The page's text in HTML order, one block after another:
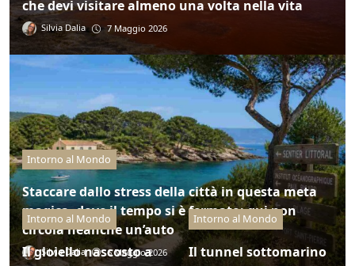
che devi visitare almeno una volta nella vita
Silvia Dalia 7 Maggio 2026
Intorno al Mondo
Staccare dallo stress della città in questa meta
magica, dove il tempo si è fermato: qui non
circola neanche un’auto
Silvia Dalia 6 Maggio 2026
Intorno al Mondo
Il gioiello nascosto a
Intorno al Mondo
Il tunnel sottomarino